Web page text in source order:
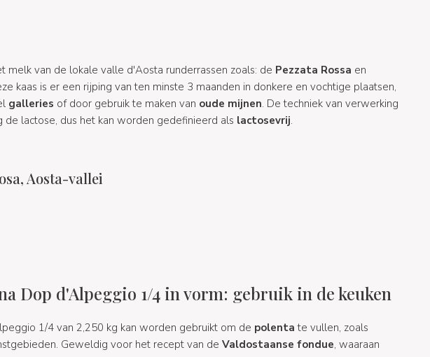
melk van de lokale valle d'Aosta runderrassen zoals: de Pezzata Rossa en
kaas is er een rijping van ten minste 3 maanden in donkere en vochtige plaatsen,
galleries of door gebruik te maken van oude mijnen. De techniek van verwerking
lactose, dus het kan worden gedefinieerd als lactosevrij.
Aosta-vallei
Dop d'Alpeggio 1/4 in vorm: gebruik in de keuken
1/4 van 2,250 kg kan worden gebruikt om de polenta te vullen, zoals
Geweldig voor het recept van de Valdostaanse fondue, waaraan